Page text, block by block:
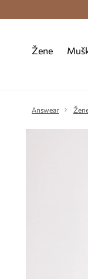
Žene
Answear